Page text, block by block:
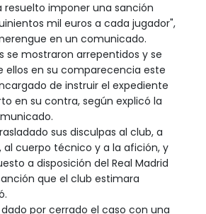
resuelto imponer una sanción
mil euros a cada jugador",
en un comunicado.
se mostraron arrepentidos y se
ellos en su comparecencia este
de instruir el expediente
en su contra, según explicó la
sus disculpas al club, a
al cuerpo técnico y a la afición, y
a disposición del Real Madrid
que el club estimara
dado por cerrado el caso con una